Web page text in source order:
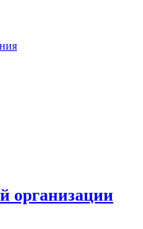
организации